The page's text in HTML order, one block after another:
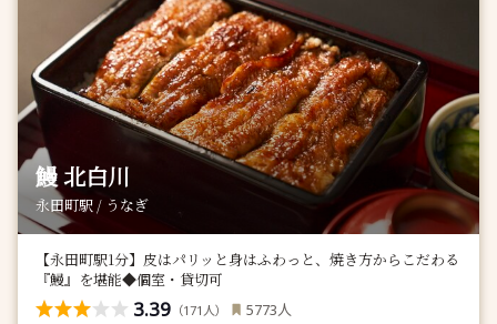
鰻 北白川
永田町駅 / うなぎ
【永田町駅1分】⽪はパリッと⾝はふわっと、焼き方からこだわる
『鰻』を堪能◆個室・貸切可
3.39 （171 人） 5773人